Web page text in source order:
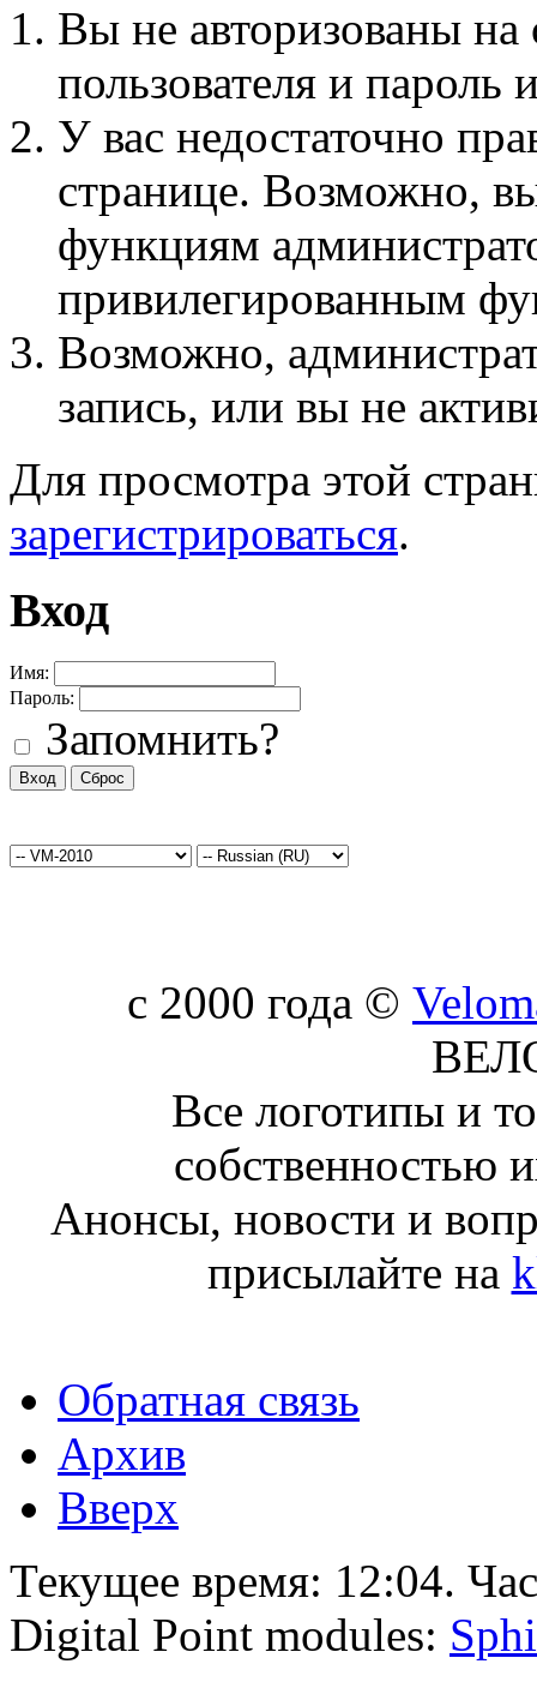
Вы не авторизованы на
пользователя и пароль
У вас недостаточно
странице. Возможно,
функциям
привилегированным
Возможно,
запись, или вы не
Для просмотра этой
зарегистрироваться.
Вход
Имя:
Пароль:
Запомнить?
c 2000 года ©
Все логотипы и
собственностью
Анонсы, новости и
присылайте на
Обратная связь
Архив
Вверх
Текущее время: 12:04.
Digital Point modules: